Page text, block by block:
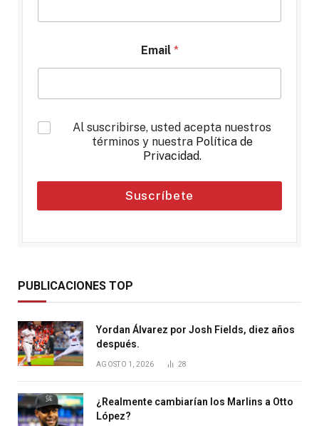
Email *
*
Al suscribirse, usted acepta nuestros
términos y nuestra Política de
Privacidad.
Suscríbete
PUBLICACIONES TOP
Yordan Álvarez por Josh Fields, diez años
después.
AGOSTO 1, 2026 28
¿Realmente cambiarían los Marlins a Otto
López?